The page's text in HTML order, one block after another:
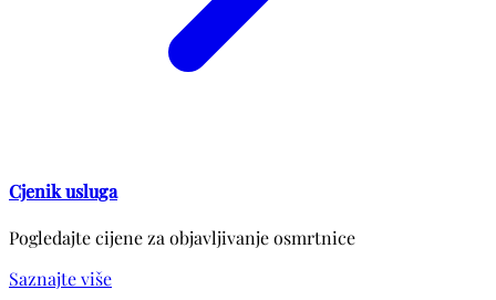
Cjenik usluga
Pogledajte cijene za objavljivanje osmrtnice
Saznajte više